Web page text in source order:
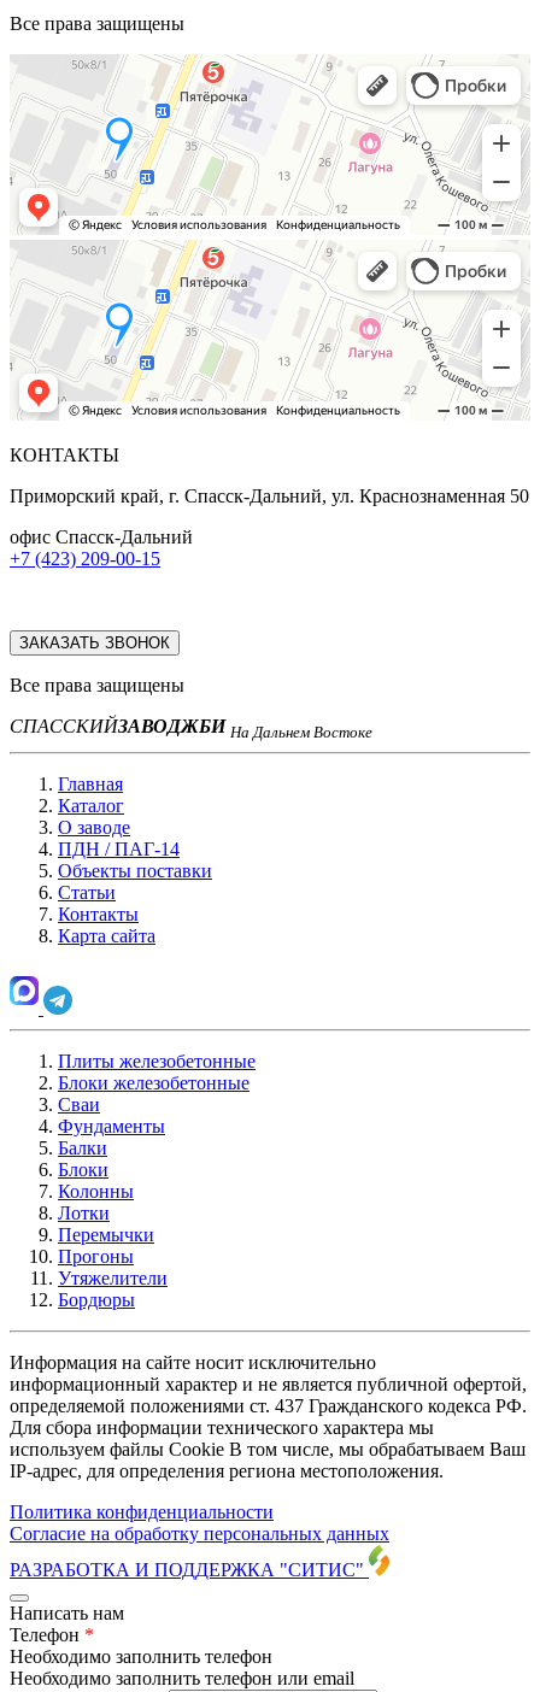
Все права защищены
КОНТАКТЫ
Приморский край, г. Спасск-Дальний, ул. Краснознаменная 50
офис Спасск-Дальний
+7 (423) 209-00-15
ЗАКАЗАТЬ ЗВОНОК
Все права защищены
СПАССКИЙЗАВОДЖБИ На Дальнем Востоке
Главная
Каталог
О заводе
ПДН / ПАГ-14
Объекты поставки
Статьи
Контакты
Карта сайта
Плиты железобетонные
Блоки железобетонные
Сваи
Фундаменты
Балки
Блоки
Колонны
Лотки
Перемычки
Прогоны
Утяжелители
Бордюры
Информация на сайте носит исключительно
информационный характер и не является публичной офертой,
определяемой положениями ст. 437 Гражданского кодекса РФ.
Для сбора информации технического характера мы
используем файлы Cookie В том числе, мы обрабатываем Ваш
IP-адрес, для определения региона местоположения.
Политика конфиденциальности
Согласие на обработку персональных данных
РАЗРАБОТКА И ПОДДЕРЖКА "СИТИС"
Написать нам
Телефон *
Необходимо заполнить телефон
Необходимо заполнить телефон или email